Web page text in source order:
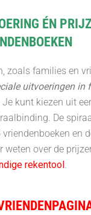
ÉN
zoals families en
uitvoeringen in
kunt kiezen uit
De
en
weten over de
rekentool.